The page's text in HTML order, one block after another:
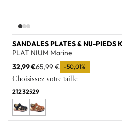
SANDALES PLATES & NU-PIEDS
PLATINIUM Marine
32,99 €65,99 € -50,01%
Choisissez votre taille
21232529